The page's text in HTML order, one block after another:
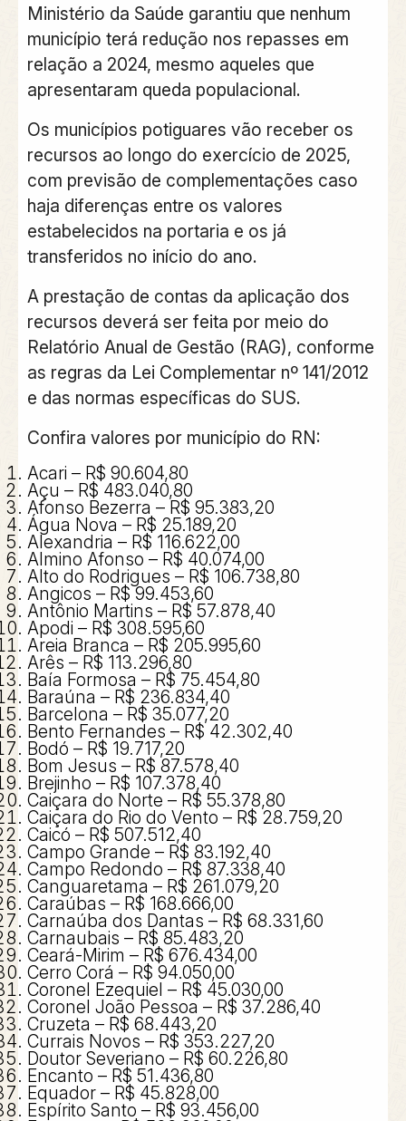
Ministério da Saúde garantiu que nenhum
município terá redução nos repasses em
relação a 2024, mesmo aqueles que
apresentaram queda populacional.
Os municípios potiguares vão receber os
recursos ao longo do exercício de 2025,
com previsão de complementações caso
haja diferenças entre os valores
estabelecidos na portaria e os já
transferidos no início do ano.
A prestação de contas da aplicação dos
recursos deverá ser feita por meio do
Relatório Anual de Gestão (RAG), conforme
as regras da Lei Complementar nº 141/2012
e das normas específicas do SUS.
Confira valores por município do RN:
Acari – R$ 90.604,80
Açu – R$ 483.040,80
Afonso Bezerra – R$ 95.383,20
Água Nova – R$ 25.189,20
Alexandria – R$ 116.622,00
Almino Afonso – R$ 40.074,00
Alto do Rodrigues – R$ 106.738,80
Angicos – R$ 99.453,60
Antônio Martins – R$ 57.878,40
Apodi – R$ 308.595,60
Areia Branca – R$ 205.995,60
Arês – R$ 113.296,80
Baía Formosa – R$ 75.454,80
Baraúna – R$ 236.834,40
Barcelona – R$ 35.077,20
Bento Fernandes – R$ 42.302,40
Bodó – R$ 19.717,20
Bom Jesus – R$ 87.578,40
Brejinho – R$ 107.378,40
Caiçara do Norte – R$ 55.378,80
Caiçara do Rio do Vento – R$ 28.759,20
Caicó – R$ 507.512,40
Campo Grande – R$ 83.192,40
Campo Redondo – R$ 87.338,40
Canguaretama – R$ 261.079,20
Caraúbas – R$ 168.666,00
Carnaúba dos Dantas – R$ 68.331,60
Carnaubais – R$ 85.483,20
Ceará-Mirim – R$ 676.434,00
Cerro Corá – R$ 94.050,00
Coronel Ezequiel – R$ 45.030,00
Coronel João Pessoa – R$ 37.286,40
Cruzeta – R$ 68.443,20
Currais Novos – R$ 353.227,20
Doutor Severiano – R$ 60.226,80
Encanto – R$ 51.436,80
Equador – R$ 45.828,00
Espírito Santo – R$ 93.456,00